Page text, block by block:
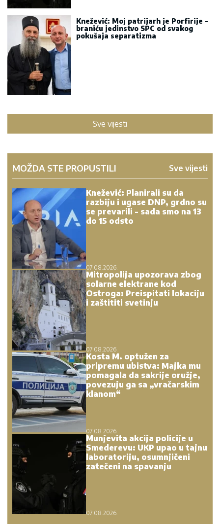
Knežević: Moj patrijarh je Porfirije -
braniću jedinstvo SPC od svakog
pokušaja separatizma
Sve vijesti
MOŽDA STE PROPUSTILI Sve vijesti
Knežević: Planirali su da
razbiju i ugase DNP, grdno su
se prevarili - sada smo na 13
do 15 odsto
07.08.2026.
Mitropolija upozorava zbog
solarne elektrane kod
Ostroga: Preispitati lokaciju
i zaštititi svetinju
07.08.2026.
Kosta M. optužen za
pripremu ubistva: Majka mu
pomagala da sakrije oružje,
povezuju ga sa „vračarskim
klanom“
07.08.2026.
Munjevita akcija policije u
Smederevu: UKP upao u tajnu
laboratoriju, osumnjičeni
zatečeni na spavanju
07.08.2026.